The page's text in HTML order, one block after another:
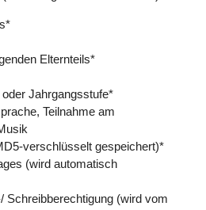
Elternteils*
Jahrgangsstufe*
Teilnahme am
verschlüsselt gespeichert)*
(wird automatisch
Schreibberechtigung (wird vom